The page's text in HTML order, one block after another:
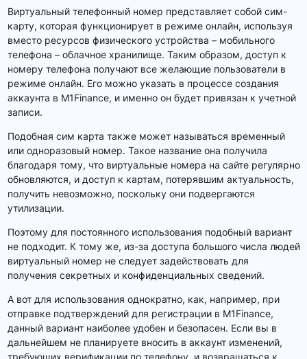
Виртуальный телефонный номер представляет собой сим-
карту, которая функционирует в режиме онлайн, используя
вместо ресурсов физического устройства – мобильного
телефона – облачное хранилище. Таким образом, доступ к
номеру телефона получают все желающие пользователи в
режиме онлайн. Его можно указать в процессе создания
аккаунта в M1Finance, и именно он будет привязан к учетной
записи.
Подобная сим карта также может называться временный
или одноразовый номер. Такое название она получила
благодаря тому, что виртуальные номера на сайте регулярно
обновляются, и доступ к картам, потерявшим актуальность,
получить невозможно, поскольку они подвергаются
утилизации.
Поэтому для постоянного использования подобный вариант
не подходит. К тому же, из-за доступа большого числа людей
виртуальный номер не следует задействовать для
получения секретных и конфиденциальных сведений.
А вот для использования однократно, как, например, при
отправке подтверждений для регистрации в M1Finance,
данный вариант наиболее удобен и безопасен. Если вы в
дальнейшем не планируете вносить в аккаунт изменений,
требующих верификации по телефону, и возвращаться к